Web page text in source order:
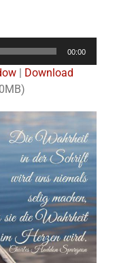
00:00
| Download